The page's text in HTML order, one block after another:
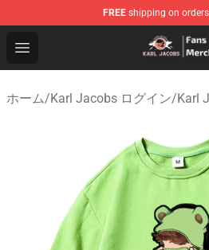
FREE shipping on
Open menu
Karl Jacobs Store - Official
ホーム/Karl Jacobs ログイン/Karl